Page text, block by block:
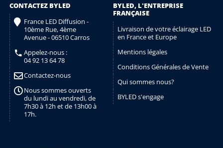
CONTACTEZ BYLED
France LED Diffusion -
10ème Rue, 4ème
Avenue - 06510 Carros
Appelez-nous :
04 92 13 64 78
Contactez-nous
Nous sommes ouverts
du lundi au vendredi, de
7h30 à 12h et de 13h00 à
17h.
BYLED, L'ENTREPRISE
FRANÇAISE
Livraison de votre éclairage LED
en France et Europe
Mentions légales
Conditions Générales de Vente
Qui sommes nous?
BYLED s'engage